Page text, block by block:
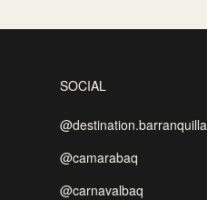
SOCIAL
@destination.barranquilla
@camarabaq
@carnavalbaq